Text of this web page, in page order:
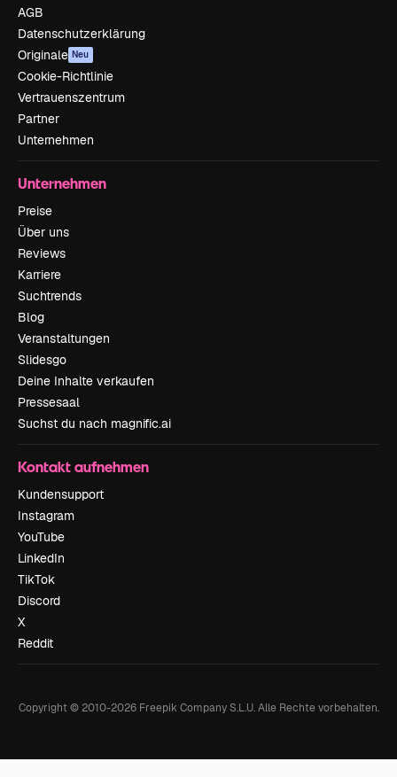
AGB
Datenschutzerklärung
Originale Neu
Cookie-Richtlinie
Vertrauenszentrum
Partner
Unternehmen
Unternehmen
Preise
Über uns
Reviews
Karriere
Suchtrends
Blog
Veranstaltungen
Slidesgo
Deine Inhalte verkaufen
Pressesaal
Suchst du nach magnific.ai
Kontakt aufnehmen
Kundensupport
Instagram
YouTube
LinkedIn
TikTok
Discord
X
Reddit
Copyright © 2010-2026Freepik Company S.L.U. Alle Rechte vorbehalten.